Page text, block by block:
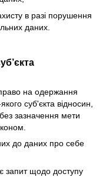
в разі порушення
даних.
на одержання
суб'єкта відносин,
зазначення мети
до даних про себе
запит щодо доступу